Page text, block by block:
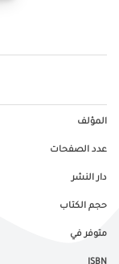
المؤلف
عدد الصفحات
دار النشر
حجم الكتاب
متوفر في
ISBN